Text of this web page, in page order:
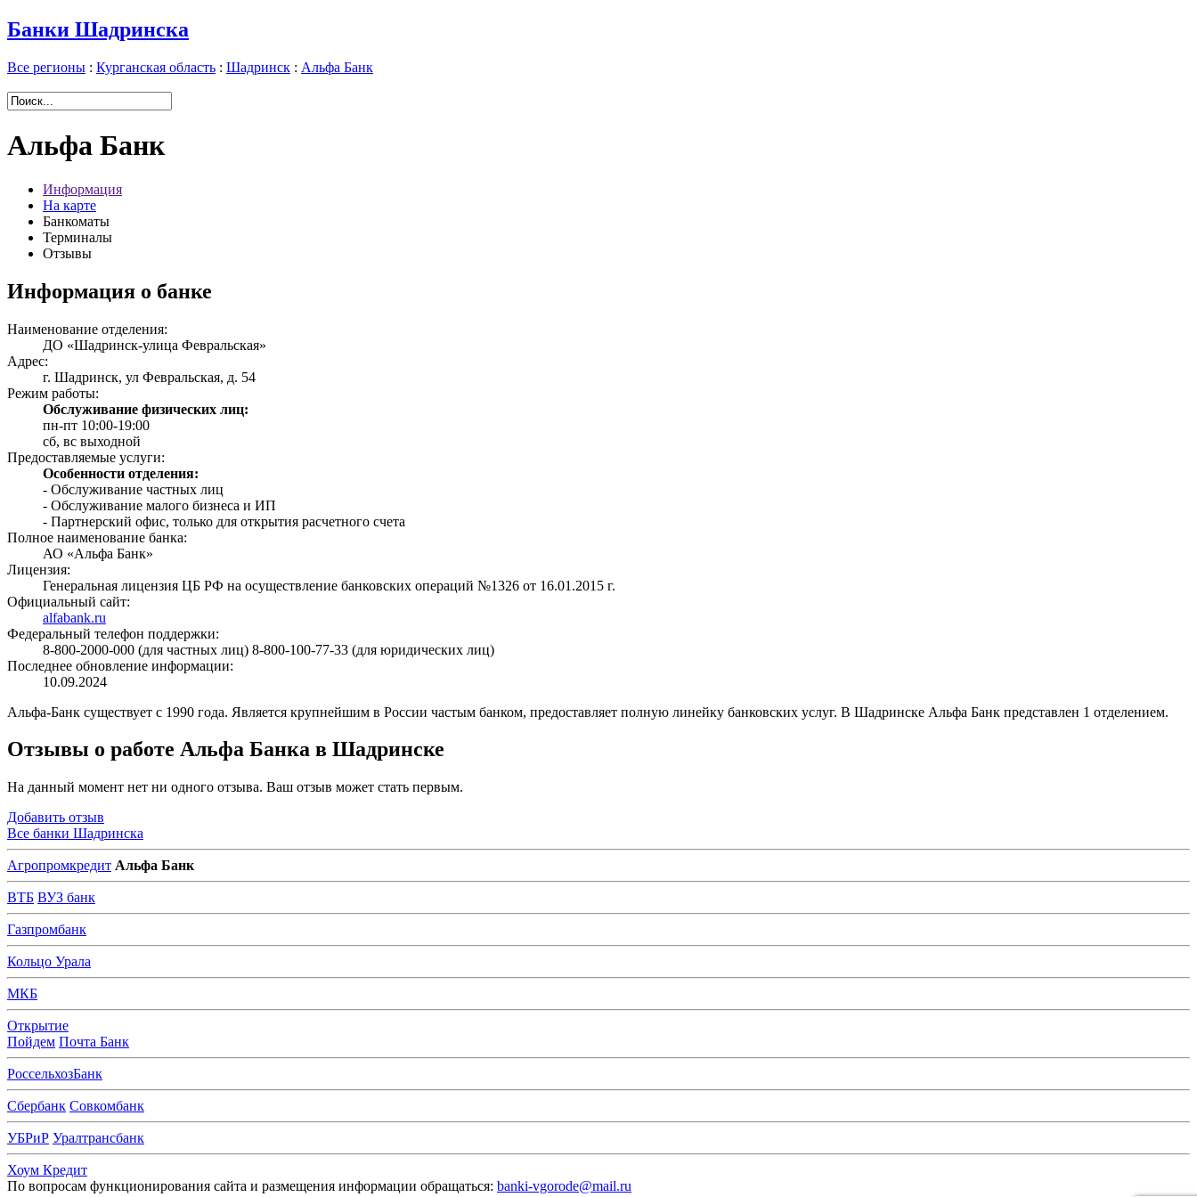
Банки Шадринска
Все регионы : Курганская область : Шадринск : Альфа Банк
Альфа Банк
Информация
На карте
Банкоматы
Терминалы
Отзывы
Информация о банке
Наименование отделения:
ДО «Шадринск-улица Февральская»
Адрес:
г. Шадринск, ул Февральская, д. 54
Режим работы:
Обслуживание физических лиц:
пн-пт 10:00-19:00
сб, вс выходной
Предоставляемые услуги:
Особенности отделения:
- Обслуживание частных лиц
- Обслуживание малого бизнеса и ИП
- Партнерский офис, только для открытия расчетного счета
Полное наименование банка:
АО «Альфа Банк»
Лицензия:
Генеральная лицензия ЦБ РФ на осуществление банковских операций №1326 от 16.01.2015 г.
Официальный сайт:
alfabank.ru
Федеральный телефон поддержки:
8-800-2000-000 (для частных лиц) 8-800-100-77-33 (для юридических лиц)
Последнее обновление информации:
10.09.2024
Альфа-Банк существует с 1990 года. Является крупнейшим в России частым банком, предоставляет полную линейку банковских услуг. В Шадринске Альфа Банк представлен 1 отделением.
Отзывы о работе Альфа Банка в Шадринске
На данный момент нет ни одного отзыва. Ваш отзыв может стать первым.
Добавить отзыв
Все банки Шадринска
Агропромкредит Альфа Банк
ВТБ ВУЗ банк
Газпромбанк
Кольцо Урала
МКБ
Открытие
Пойдем Почта Банк
РоссельхозБанк
Сбербанк Совкомбанк
УБРиР Уралтрансбанк
Хоум Кредит
По вопросам функционирования сайта и размещения информации обращаться: banki-vgorode@mail.ru